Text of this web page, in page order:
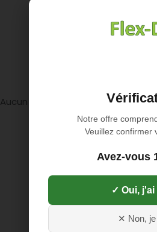
Aucun
Aucun produit défini dans la
Notre offre
Veuillez confirmer
Avez-vous
✓ Oui, j'ai
✕ Non,